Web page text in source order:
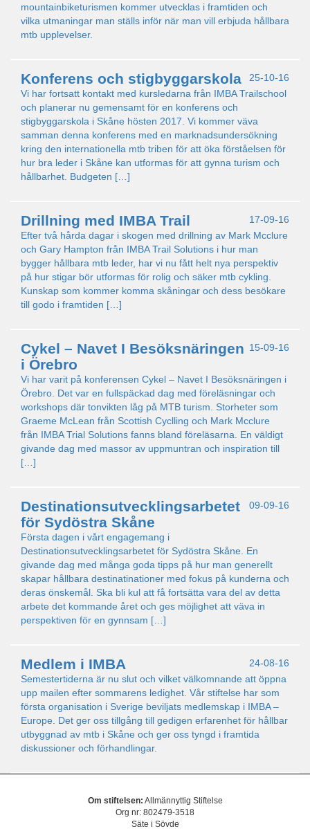
mountainbiketurismen kommer utvecklas i framtiden och
vilka utmaningar man ställs inför när man vill erbjuda hållbara
mtb upplevelser.
25-10-16
Konferens och stigbyggarskola
Vi har fortsatt kontakt med kursledarna från IMBA Trailschool
och planerar nu gemensamt för en konferens och
stigbyggarskola i Skåne hösten 2017. Vi kommer väva
samman denna konferens med en marknadsundersökning
kring den internationella mtb triben för att öka förståelsen för
hur bra leder i Skåne kan utformas för att gynna turism och
hållbarhet. Budgeten […]
17-09-16
Drillning med IMBA Trail
Efter två hårda dagar i skogen med drillning av Mark Mcclure
och Gary Hampton från IMBA Trail Solutions i hur man
bygger hållbara mtb leder, har vi nu fått helt nya perspektiv
på hur stigar bör utformas för rolig och säker mtb cykling.
Kunskap som kommer komma skåningar och dess besökare
till godo i framtiden […]
15-09-16
Cykel – Navet I Besöksnäringen
i Örebro
Vi har varit på konferensen Cykel – Navet I Besöksnäringen i
Örebro. Det var en fullspäckad dag med föreläsningar och
workshops där tonvikten låg på MTB turism. Storheter som
Graeme McLean från Scottish Cyclling och Mark Mcclure
från IMBA Trial Solutions fanns bland föreläsarna. En väldigt
givande dag med massor av uppmuntran och inspiration till
[…]
09-09-16
Destinationsutvecklingsarbetet
för Sydöstra Skåne
Första dagen i vårt engagemang i
Destinationsutvecklingsarbetet för Sydöstra Skåne. En
givande dag med många goda tipps på hur man generellt
skapar hållbara destinatinationer med fokus på kunderna och
deras önskemål. Ska bli kul att få fortsätta vara del av detta
arbete det kommande året och ges möjlighet att väva in
perspektiven för en gynnsam […]
24-08-16
Medlem i IMBA
Semestertiderna är nu slut och vilket välkomnande att öppna
upp mailen efter sommarens ledighet. Vår stiftelse har som
första organisation i Sverige beviljats medlemskap i IMBA –
Europe. Det ger oss tillgång till gedigen erfarenhet för hållbar
utbyggnad av mtb i Skåne och ger oss tyngd i framtida
diskussioner och förhandlingar.
Om stiftelsen: Allmännyttig Stiftelse
Org nr: 802479-3518
Säte i Sövde